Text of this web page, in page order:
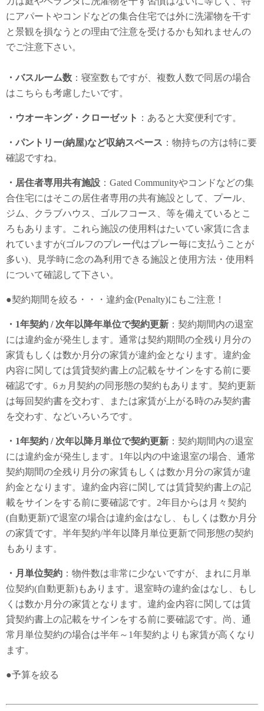
にアパートやコンドなどの集合住宅では外に洗濯物を干す
と景観を損なうとの理由で注意を受けるかも知れませんの
でご注意下さい。
・バスルーム数 ：寝室数もですが、複数人数で同居の場合
はこちらも考慮したいです。
・ウオーキング・クローゼット ：あると大変便利です。
・パントリー(納屋)など収納スペース ：物持ちの方は特に要
確認ですね。
・居住者専用共有施設 ：Gated Communityやコンドなどの集
合住宅にはそこの居住者専用の共有施設として、プール、
ジム、クラブハウス、ゴルフコース、等を備えているとこ
ろもあります。これら施設の使用料はたいてい家賃に含ま
れていますが(ゴルフのプレー代はプレー毎に支払うことが
多い)、見学時に念の為利用できる施設と使用方法・使用料
について確認して下さい。
●契約期間を絞る・・・違約金(Penalty)にもご注意！
・1年契約 / 次年以降年単位で契約更新 ：契約期間内の退室
には違約金が発生します。通常は契約期間の全残り月分の
家賃もしくは数か月分の家賃が違約金となります。違約金
内容に関しては賃貸契約書上の記載をサインをする前に要
確認です。6ヵ月契約の同形態の契約もあります。契約更新
は毎回契約書を交わす、または家賃が上がる時のみ契約書
を交わす、などいろいろです。
・1年契約 / 次年以降月単位で契約更新 ：契約期間内の退室
には違約金が発生します。1年以内の中途退室の場合、通常
契約期間の全残り月分の家賃もしくは数か月分の家賃が違
約金となります。違約金内容に関しては賃貸契約書上の記
載をサインをする前に要確認です。2年目からは月々契約
(自動更新)で退室の場合は違約金はなし、もしくは数か月分
の家賃です。半年契約/半年以降月単位更新で同形態の契約
もあります。
・月単位契約 ：物件数は非常に少ないですが、まれに月単
位契約(自動更新)もあります。退室時の違約金はなし、もし
くは数か月分の家賃となります。違約金内容に関しては賃
貸契約書上の記載をサインをする前に要確認です。尚、通
常月単位契約の場合は半年～1年契約よりも家賃が高くなり
ます。
●予算を絞る